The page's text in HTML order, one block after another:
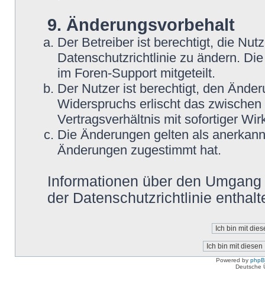
9. Änderungsvorbehalt
Der Betreiber ist berechtigt, die
Datenschutzrichtlinie zu ändern.
im Foren-Support mitgeteilt.
Der Nutzer ist berechtigt, den
Widerspruchs erlischt das
Vertragsverhältnis mit sofortiger
Die Änderungen gelten als
Änderungen zugestimmt hat.
Informationen über den
der Datenschutzrichtlinie
Powered by
Deutsche